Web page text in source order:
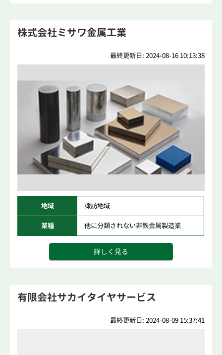
株式会社ミサワ金属工業
最終更新日: 2024-08-16 10:13:38
地域 諏訪地域
業種 他に分類されない非鉄金属製造業
詳しく見る
有限会社サカイタイヤサービス
最終更新日: 2024-08-09 15:37:41